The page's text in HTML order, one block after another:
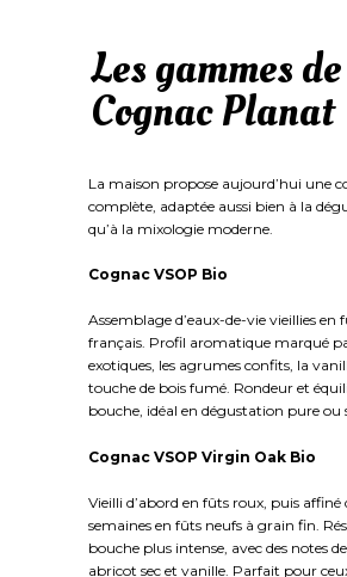
Les gammes de
Cognac Planat
La maison propose aujourd’hui une
complète, adaptée aussi bien à la
qu’à la mixologie moderne.
Cognac VSOP Bio
Assemblage d’eaux-de-vie vieillies en
français. Profil aromatique marqué
exotiques, les agrumes confits, la
touche de bois fumé. Rondeur et
bouche, idéal en dégustation pure ou
Cognac VSOP Virgin Oak Bio
Vieilli d’abord en fûts roux, puis affiné
semaines en fûts neufs à grain fin.
bouche plus intense, avec des notes
abricot sec et vanille. Parfait pour